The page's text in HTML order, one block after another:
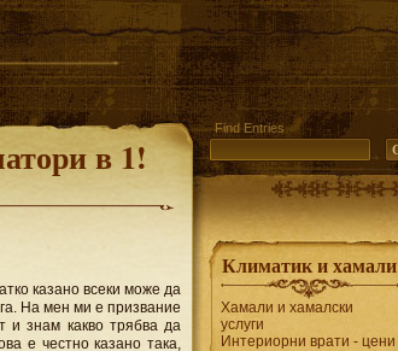
в 1!
Find Entries
казано всеки може да
На мен ми е призвание
и знам какво трябва да
е честно казано така,
Климатик и хамали
Хамали и хамалски
услуги
Интериорни врати - цени